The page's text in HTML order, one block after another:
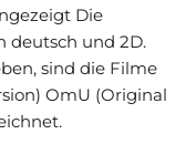
Die
deutsch und 2D.
sind die Filme
OmU (Original